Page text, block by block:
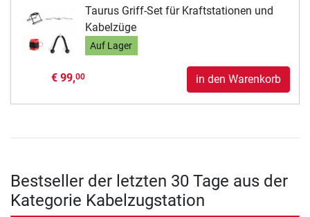
Taurus Griff-Set für Kraftstationen und
Kabelzüge
Auf Lager
€ 99,00 in den Warenkorb
Bestseller der letzten 30 Tage aus der
Kategorie Kabelzugstation